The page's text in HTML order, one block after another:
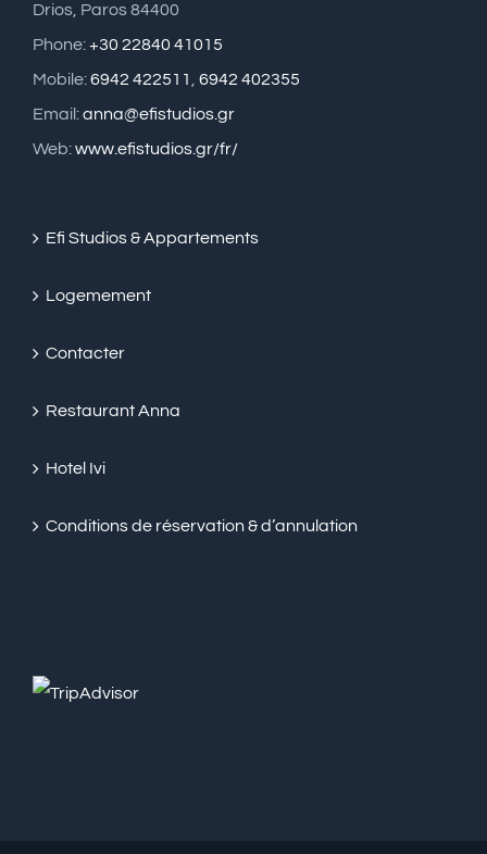
Drios, Paros 84400
Phone:+30 22840 41015
Mobile:6942 422511 , 6942 402355
Email:anna@efistudios.gr
Web:www.efistudios.gr/fr/
Efi Studios & Appartements
Logemement
Contacter
Restaurant Anna
Hotel Ivi
Conditions de réservation & d’annulation